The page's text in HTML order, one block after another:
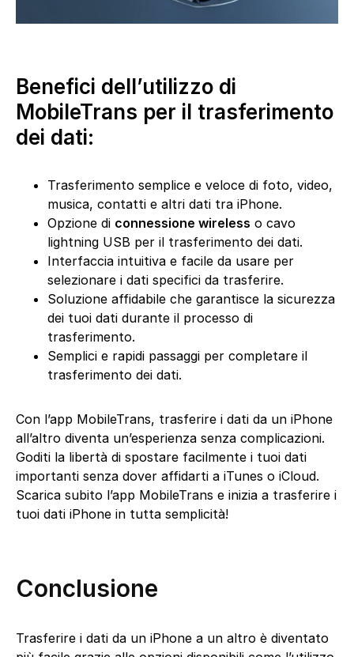
Benefici dell’utilizzo di
MobileTrans per il trasferimento
dei dati:
Trasferimento semplice e veloce di foto, video,
musica, contatti e altri dati tra iPhone.
Opzione di connessione wireless o cavo
lightning USB per il trasferimento dei dati.
Interfaccia intuitiva e facile da usare per
selezionare i dati specifici da trasferire.
Soluzione affidabile che garantisce la sicurezza
dei tuoi dati durante il processo di
trasferimento.
Semplici e rapidi passaggi per completare il
trasferimento dei dati.
Con l’app MobileTrans, trasferire i dati da un iPhone
all’altro diventa un’esperienza senza complicazioni.
Goditi la libertà di spostare facilmente i tuoi dati
importanti senza dover affidarti a iTunes o iCloud.
Scarica subito l’app MobileTrans e inizia a trasferire i
tuoi dati iPhone in tutta semplicità!
Conclusione
Trasferire i dati da un iPhone a un altro è diventato